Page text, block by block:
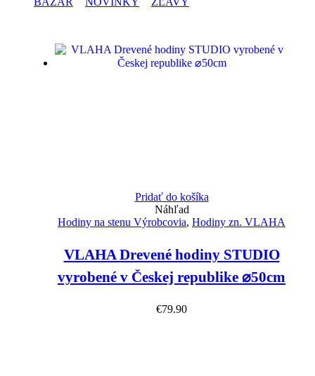
Pridať do košíka
Náhľad
Hodiny na stenu Výrobcovia, Hodiny zn. VLAHA
VLAHA Drevené hodiny STUDIO
vyrobené v Českej republike ⌀50cm
€79.90